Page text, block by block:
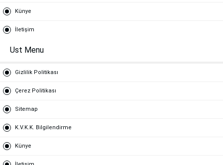
Künye
İletişim
Ust Menu
Gizlilik Politikası
Çerez Politikası
Sitemap
K.V.K.K. Bilgilendirme
Künye